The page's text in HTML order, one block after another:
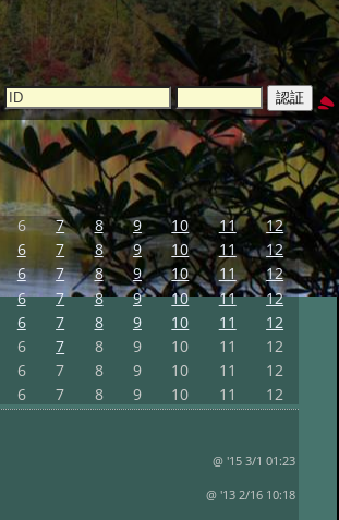
6 7 8 9 10 11 12
6 7 8 9 10 11 12
6 7 8 9 10 11 12
6 7 8 9 10 11 12
6 7 8 9 10 11 12
6 7 8 9 10 11 12
6 7 8 9 10 11 12
6 7 8 9 10 11 12
@ '15 3/1 01:23
@ '13 2/16 10:18